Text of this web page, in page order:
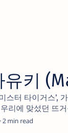
키
스터 타이거스',
리에 맞섰던 뜨
2